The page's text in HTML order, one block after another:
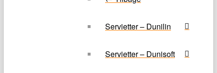
Servietter – Dunilin
Servietter – Dunisoft